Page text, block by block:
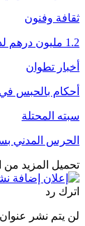
ثقافة وفنون
1.2 مليون درهم لدعم الدورة الـ31 لمهرجان تطوان لسينما البحر الأبيض المتوسط
أخبار تطوان
أحكام بالحبس
سبته المحتلة
الحرس المدني
تحميل المزيد من
اترك رد
لن يتم نشر عنوان